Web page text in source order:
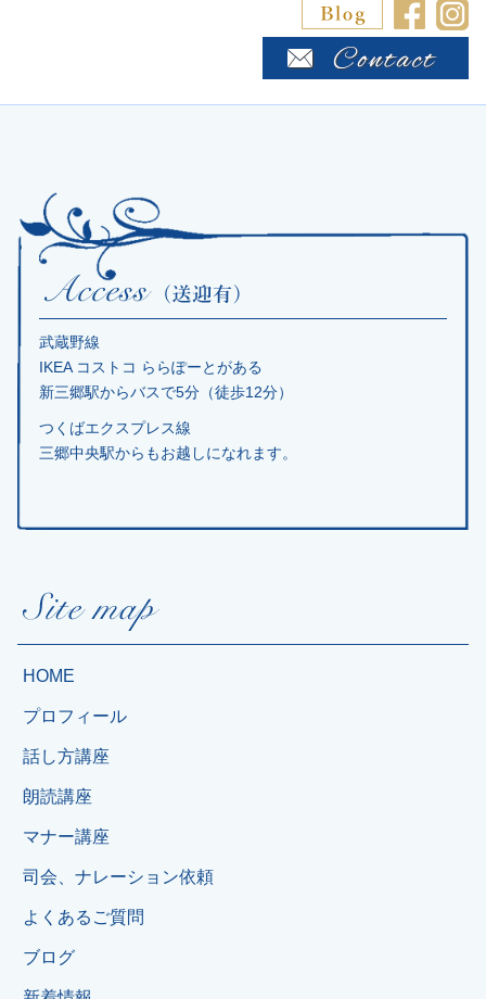
武蔵野線
IKEA コストコ ららぽーとがある
新三郷駅からバスで5分（徒歩12分）
つくばエクスプレス線
三郷中央駅からもお越しになれます。
HOME
プロフィール
話し方講座
朗読講座
マナー講座
司会、ナレーション依頼
よくあるご質問
ブログ